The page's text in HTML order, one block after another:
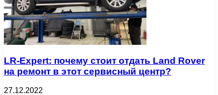
LR-Expert: почему стоит отдать Land Rover
на ремонт в этот сервисный центр?
27.12.2022